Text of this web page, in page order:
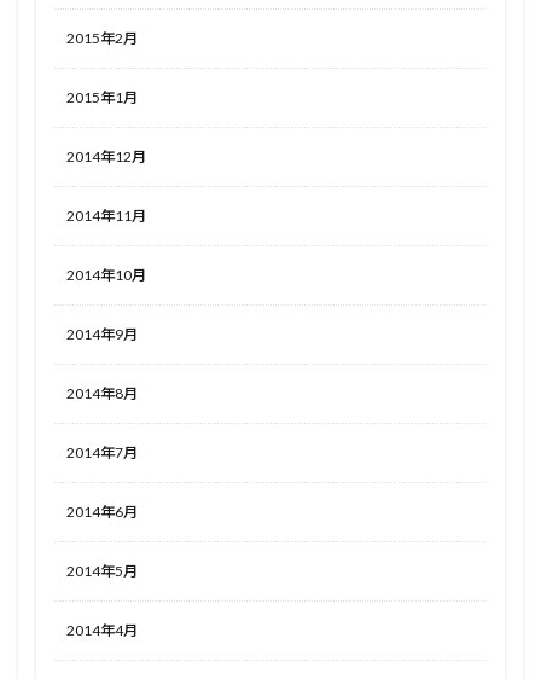
2015年2月
2015年1月
2014年12月
2014年11月
2014年10月
2014年9月
2014年8月
2014年7月
2014年6月
2014年5月
2014年4月